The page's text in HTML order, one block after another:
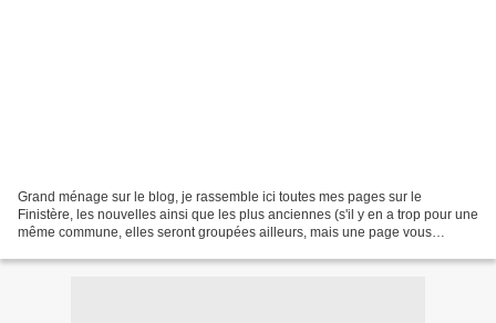
Grand ménage sur le blog, je rassemble ici toutes mes pages sur le
Finistère, les nouvelles ainsi que les plus anciennes (s'il y en a trop pour une
même commune, elles seront groupées ailleurs, mais une page vous